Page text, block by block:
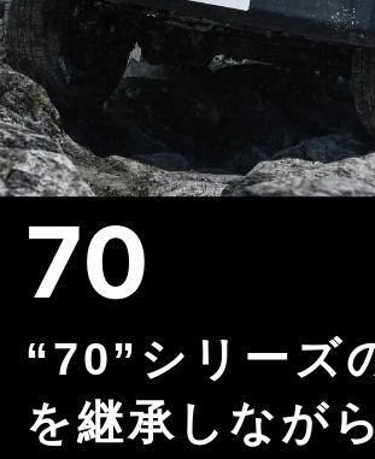
70
“70”シリーズ
を継承しながら